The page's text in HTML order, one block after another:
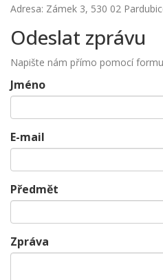
Adresa: Zámek 3, 530 02
Odeslat zprávu
Napište nám přímo pomocí
Jméno
E-mail
Předmět
Zpráva